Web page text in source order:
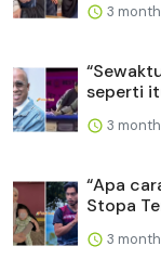
3
seperti
3
“Apa
Stopa
3